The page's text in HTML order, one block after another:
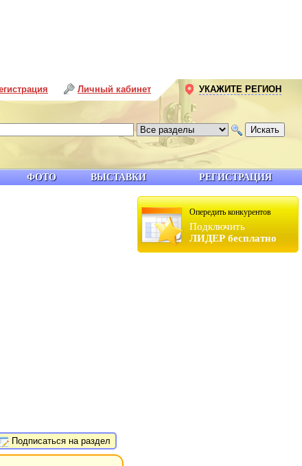
Опередить конкурентов
Подключить
ЛИДЕР бесплатно
Подписаться на раздел
ФОТО ВЫСТАВКИ РЕГИСТРАЦИЯ
Личный кабинет УКАЖИТЕ РЕГИОН